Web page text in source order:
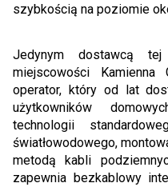
szybkością na poziomie
Jedynym dostawcą
miejscowości
operator, który od lat
użytkowników
technologii
światłowodowego,
metodą kabli
zapewnia bezkablowy